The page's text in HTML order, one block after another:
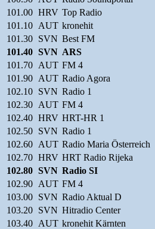
101.00 HRV Top Radio
101.10 AUT kronehit
101.30 SVN Best FM
101.40 SVN ARS
101.70 AUT FM 4
101.90 AUT Radio Agora
102.10 SVN Radio 1
102.30 AUT FM 4
102.40 HRV HRT-HR 1
102.50 SVN Radio 1
102.60 AUT Radio Maria Österreich
102.70 HRV HRT Radio Rijeka
102.80 SVN Radio SI
102.90 AUT FM 4
103.00 SVN Radio Aktual D
103.20 SVN Hitradio Center
103.40 AUT kronehit Kärnten